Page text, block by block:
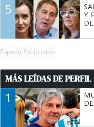
5
Y
Espacio Publicitario
MÁS LEÍDAS DE PERFIL
1